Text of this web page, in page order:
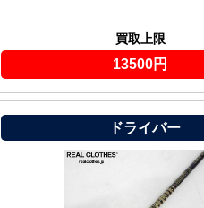
買取上限
13500円
ドライバー